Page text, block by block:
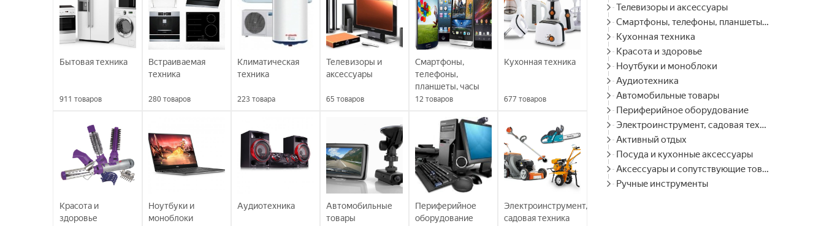
Бытовая техника
911 товаров
Встраиваемая
техника
280 товаров
Климатическая
техника
223 товара
Телевизоры и
аксессуары
65 товаров
Смартфоны,
телефоны,
планшеты, часы
12 товаров
Кухонная техника
677 товаров
Красота и
здоровье
Ноутбуки и
моноблоки
Аудиотехника
Автомобильные
товары
Периферийное
оборудование
Электроинструмент,
садовая техника
Телевизоры и аксессуары
Смартфоны, телефоны, планшеты, часы
Кухонная техника
Красота и здоровье
Ноутбуки и моноблоки
Аудиотехника
Автомобильные товары
Периферийное оборудование
Электроинструмент, садовая техника
Активный отдых
Посуда и кухонные аксессуары
Аксессуары и сопутствующие товары
Ручные инструменты